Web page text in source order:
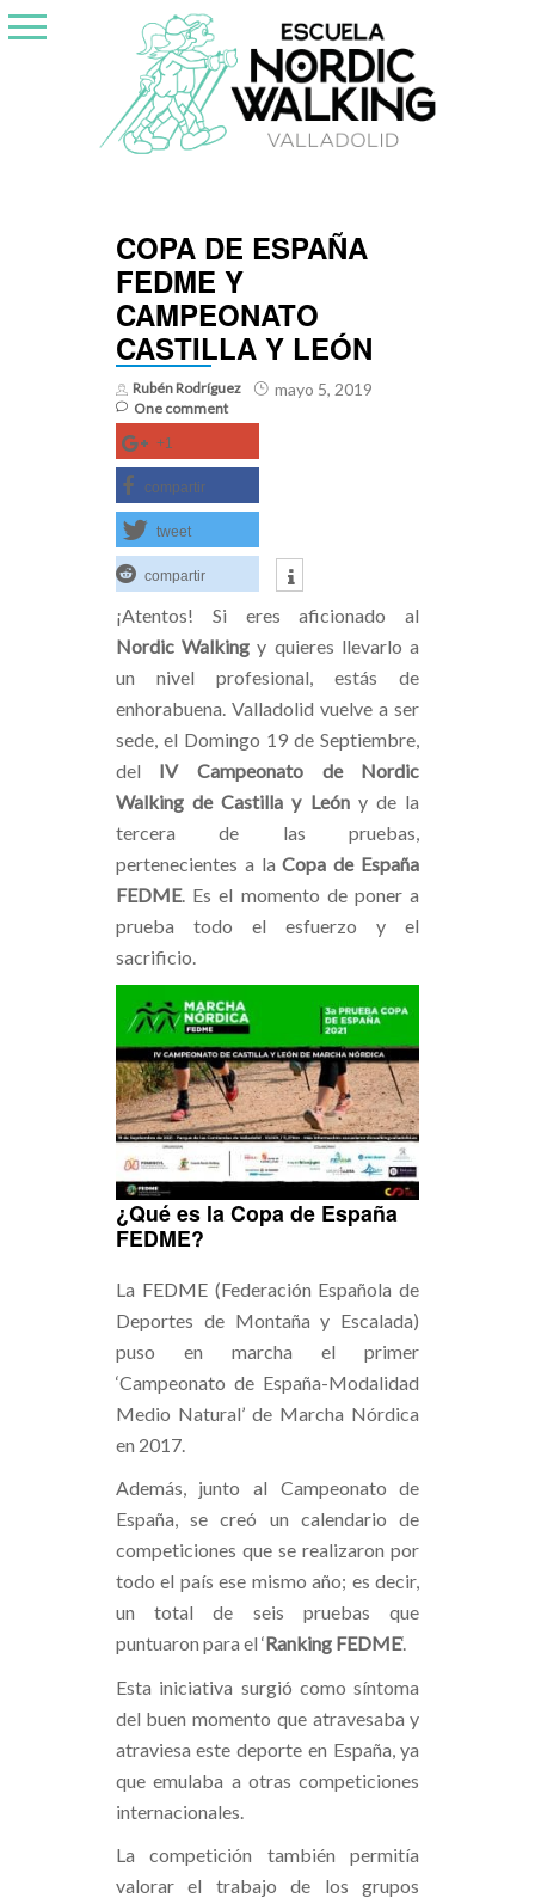
COPA DE ESPAÑA
FEDME Y
CAMPEONATO
CASTILLA Y LEÓN
Rubén Rodríguez mayo 5, 2019
One comment
+1
compartir
tweet
compartir
¡Atentos! Si eres aficionado al
Nordic Walking y quieres llevarlo a
un nivel profesional, estás de
enhorabuena. Valladolid vuelve a ser
sede, el Domingo 19 de Septiembre,
del IV Campeonato de Nordic
Walking de Castilla y León y de la
tercera de las pruebas,
pertenecientes a laCopa de España
FEDME. Es el momento de poner a
prueba todo el esfuerzo y el
sacrificio.
¿Qué es la Copa de España
FEDME?
La FEDME(Federación Española de
Deportes de Montaña y Escalada)
puso en marcha el primer
‘Campeonato de España-Modalidad
Medio Natural’ de Marcha Nórdica
en 2017.
Además, junto al Campeonato de
España, se creó un calendario de
competiciones que se realizaron por
todo el país ese mismo año; es decir,
un total de seis pruebas que
puntuaron para el ‘Ranking FEDME‘.
Esta iniciativa surgió como síntoma
del buen momento que atravesaba y
atraviesa este deporte en España, ya
que emulaba a otras competiciones
internacionales.
La competición también permitía
valorar el trabajo de los grupos